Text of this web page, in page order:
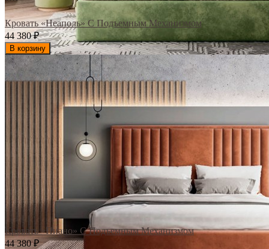
Кровать «Неаполь» С Подъемным Механизмом
44 380₽
В корзину
Кровать «Пиано» С Подъемным Механизмом
44 380₽